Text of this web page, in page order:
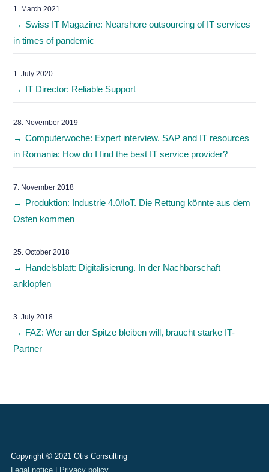
1. March 2021
Swiss IT Magazine: Nearshore outsourcing of IT services
in times of pandemic
1. July 2020
IT Director: Reliable Support
28. November 2019
Computerwoche: Expert interview. SAP and IT resources
in Romania: How do I find the best IT service provider?
7. November 2018
Produktion: Industrie 4.0/IoT. Die Rettung könnte aus dem
Osten kommen
25. October 2018
Handelsblatt: Digitalisierung. In der Nachbarschaft
anklopfen
3. July 2018
FAZ: Wer an der Spitze bleiben will, braucht starke IT-
Partner
Copyright © 2021 Otis Consulting
Legal notice| Privacy policy